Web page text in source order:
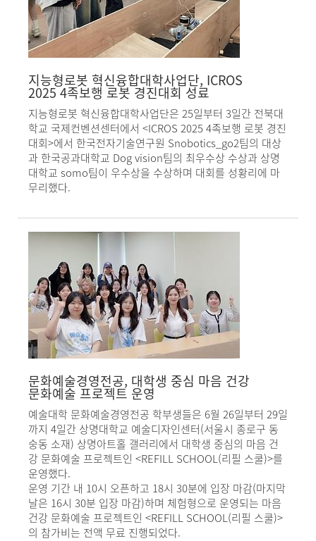
지능형로봇 혁신융합대학사업단, ICROS
2025 4족보행 로봇 경진대회 성료
지능형로봇 혁신융합대학사업단은 25일부터 3일간 전북대
학교 국제컨벤션센터에서 <ICROS 2025 4족보행 로봇 경진
대회>에서 한국전자기술연구원 Snobotics_go2팀의 대상
과 한국공과대학교 Dog vision팀의 최우수상 수상과 상명
대학교 somo팀이 우수상을 수상하며 대회를 성황리에 마
무리했다.
문화예술경영전공, 대학생 중심 마음 건강
문화예술 프로젝트 운영
예술대학 문화예술경영전공 학부생들은 6월 26일부터 29일
까지 4일간 상명대학교 예술디자인센터(서울시 종로구 동
숭동 소재) 상명아트홀 갤러리에서 대학생 중심의 마음 건
강 문화예술 프로젝트인 <REFILL SCHOOL(리필 스쿨)>를
운영했다.
운영 기간 내 10시 오픈하고 18시 30분에 입장 마감(마지막
날은 16시 30분 입장 마감)하며 체험형으로 운영되는 마음
건강 문화예술 프로젝트인 <REFILL SCHOOL(리필 스쿨)>
의 참가비는 전액 무료 진행되었다.